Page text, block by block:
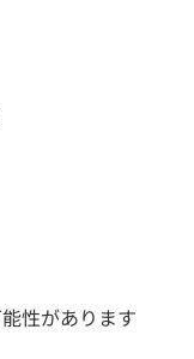
性があります